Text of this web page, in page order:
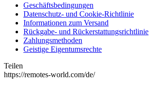
Geschäftsbedingungen
Datenschutz- und Cookie-Richtlinie
Informationen zum Versand
Rückgabe- und Rückerstattungsrichtlinie
Zahlungsmethoden
Geistige Eigentumsrechte
Teilen
https://remotes-world.com/de/